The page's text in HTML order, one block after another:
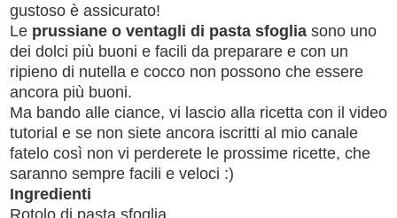
gustoso è assicurato!
Le prussiane o ventagli di pasta sfoglia sono uno
dei dolci più buoni e facili da preparare e con un
ripieno di nutella e cocco non possono che essere
ancora più buoni.
Ma bando alle ciance, vi lascio alla ricetta con il video
tutorial e se non siete ancora iscritti al mio canale
fatelo così non vi perderete le prossime ricette, che
saranno sempre facili e veloci :)
Ingredienti
Rotolo di pasta sfoglia